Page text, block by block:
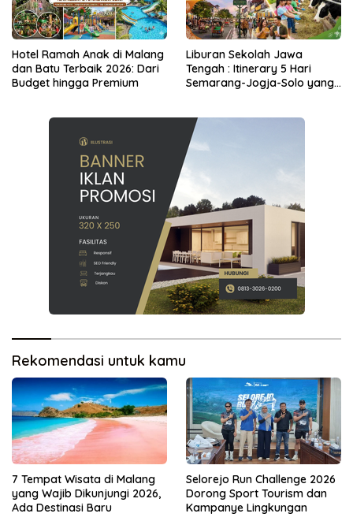
Hotel Ramah Anak di Malang
dan Batu Terbaik 2026: Dari
Budget hingga Premium
Liburan Sekolah Jawa
Tengah : Itinerary 5 Hari
Semarang-Jogja-Solo yang
Rekomendasi untuk kamu
7 Tempat Wisata di Malang
yang Wajib Dikunjungi 2026,
Ada Destinasi Baru
Selorejo Run Challenge 2026
Dorong Sport Tourism dan
Kampanye Lingkungan